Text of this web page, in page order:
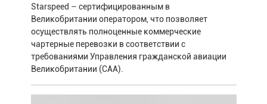
Starspeed – сертифицированным в
Великобритании оператором, что позволяет
осуществлять полноценные коммерческие
чартерные перевозки в соответствии с
требованиями Управления гражданской авиации
Великобритании (CAA).